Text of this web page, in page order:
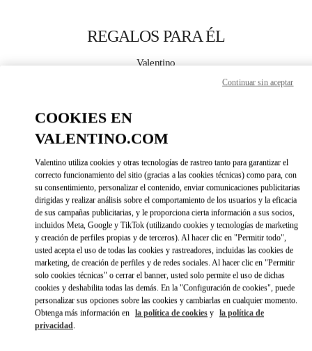
REGALOS PARA ÉL
Valentino
DIRECCIONESLINK OPENS IN
Link Opens in New Tab
COOKIES EN
VALENTINO.COM
Valentino utiliza cookies y otras tecnologías de rastreo tanto para garantizar el
correcto funcionamiento del sitio (gracias a las cookies técnicas) como para, con
su consentimiento, personalizar el contenido, enviar comunicaciones publicitarias
dirigidas y realizar análisis sobre el comportamiento de los usuarios y la eficacia
de sus campañas publicitarias, y le proporciona cierta información a sus socios,
incluidos Meta, Google y TikTok (utilizando cookies y tecnologías de marketing
y creación de perfiles propias y de terceros). Al hacer clic en "Permitir todo",
usted acepta el uso de todas las cookies y rastreadores, incluidas las cookies de
marketing, de creación de perfiles y de redes sociales. Al hacer clic en "Permitir
solo cookies técnicas" o cerrar el banner, usted solo permite el uso de dichas
cookies y deshabilita todas las demás. En la "Configuración de cookies", puede
personalizar sus opciones sobre las cookies y cambiarlas en cualquier momento.
Obtenga más información en la política de cookies y la política de
privacidad.
Continuar sin aceptar